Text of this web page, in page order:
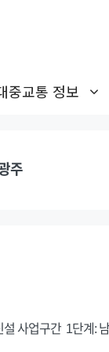
중교통 정보
주
사업구간 1단계: